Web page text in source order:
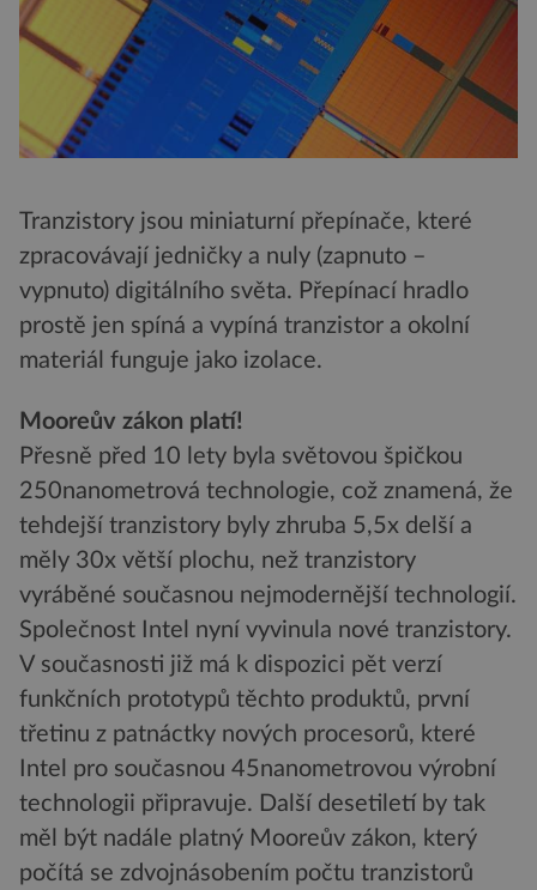
Tranzistory jsou miniaturní přepínače, které
zpracovávají jedničky a nuly (zapnuto –
vypnuto) digitálního světa. Přepínací hradlo
prostě jen spíná a vypíná tranzistor a okolní
materiál funguje jako izolace.
Mooreův zákon platí!
Přesně před 10 lety byla světovou špičkou
250nanometrová technologie, což znamená, že
tehdejší tranzistory byly zhruba 5,5x delší a
měly 30x větší plochu, než tranzistory
vyráběné současnou nejmodernější technologií.
Společnost Intel nyní vyvinula nové tranzistory.
V současnosti již má k dispozici pět verzí
funkčních prototypů těchto produktů, první
třetinu z patnáctky nových procesorů, které
Intel pro současnou 45nanometrovou výrobní
technologii připravuje. Další desetiletí by tak
měl být nadále platný Mooreův zákon, který
počítá se zdvojnásobením počtu tranzistorů